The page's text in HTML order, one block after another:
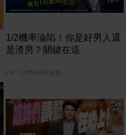
1/2機率淪陷！你是好男人還
是渣男？關鍵在這
PR（台灣癌症基金會）